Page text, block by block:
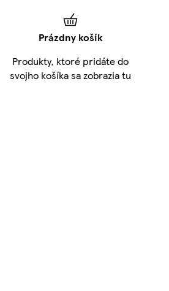
Prázdny košík
Produkty, ktoré pridáte do
svojho košíka sa zobrazia tu